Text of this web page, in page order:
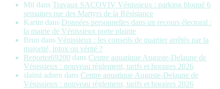
Mil dans Travaux SACOVIV Vénissieux : parking bloqué 6
semaines rue des Martyrs de la Résistance
Karim dans Données personnelles dans un recours électoral :
la mairie de Vénissieux porte plainte
Brun dans Vénissieux : les conseils de quartier arrêtés par la
majorité, intox ou vérité ?
Reporter69200 dans Centre aquatique Auguste-Delaune de
Vénissieux : nouveau règlement, tarifs et horaires 2026
slaimi adnen dans Centre aquatique Auguste-Delaune de
Vénissieux : nouveau règlement, tarifs et horaires 2026